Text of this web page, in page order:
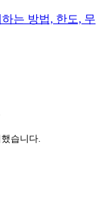
는 방법, 한도, 무
습니다.